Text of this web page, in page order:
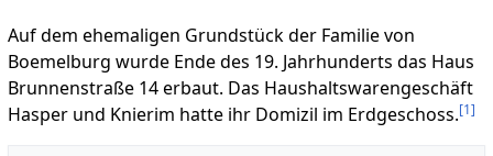
Auf dem ehemaligen Grundstück der Familie von
Boemelburg wurde Ende des 19. Jahrhunderts das Haus
Brunnenstraße 14 erbaut. Das Haushaltswarengeschäft
Hasper und Knierim hatte ihr Domizil im Erdgeschoss.[1]